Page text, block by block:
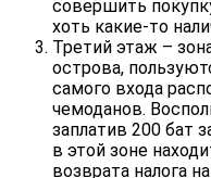
совершить
хоть какие-то
Третий этаж –
острова,
самого входа
чемоданов.
заплатив 200 бат
в этой зоне
возврата налога